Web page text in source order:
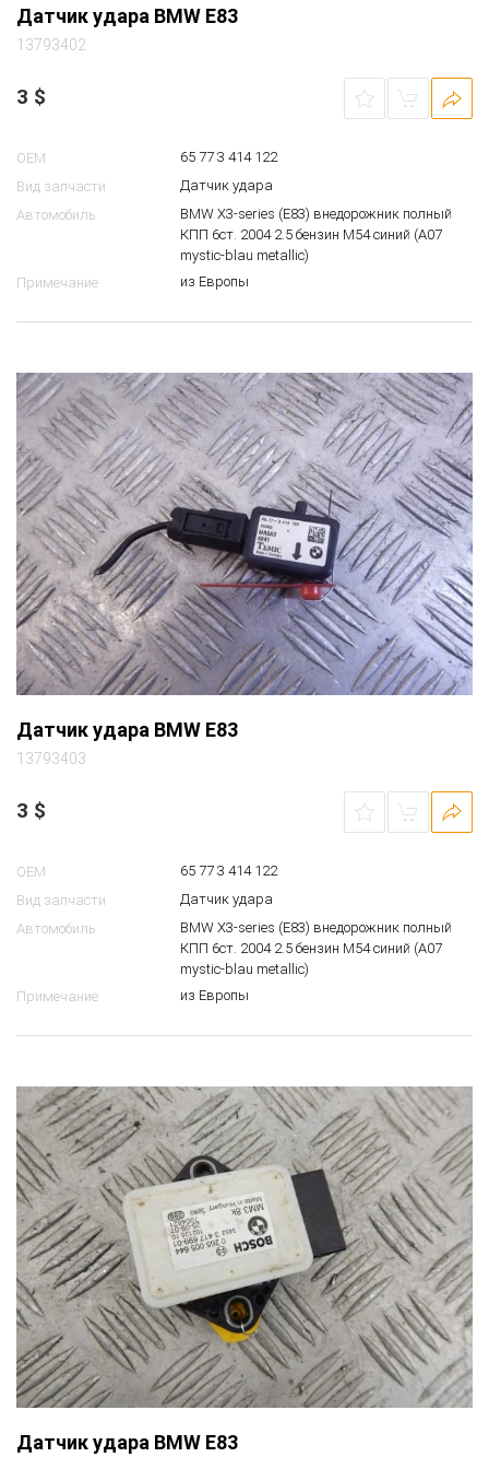
Датчик удара BMW E83
13793402
3 $
OEM
65 77 3 414 122
Вид запчасти
Датчик удара
Автомобиль
BMW X3-series (E83) внедорожник полный
КПП 6ст. 2004 2.5 бензин M54 синий (A07
mystic-blau metallic)
Примечание
из Европы
Датчик удара BMW E83
13793403
3 $
OEM
65 77 3 414 122
Вид запчасти
Датчик удара
Автомобиль
BMW X3-series (E83) внедорожник полный
КПП 6ст. 2004 2.5 бензин M54 синий (A07
mystic-blau metallic)
Примечание
из Европы
Датчик удара BMW E83